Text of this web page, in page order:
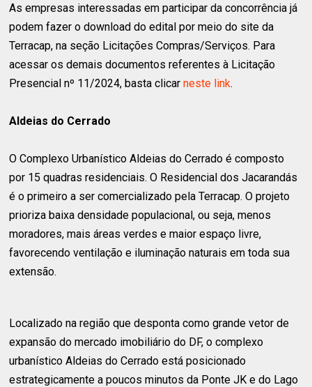
As empresas interessadas em participar da concorrência já
podem fazer o download do edital por meio do site da
Terracap, na seção Licitações Compras/Serviços. Para
acessar os demais documentos referentes à Licitação
Presencial nº 11/2024, basta clicarneste link.
Aldeias do Cerrado
O Complexo Urbanístico Aldeias do Cerrado é composto
por 15 quadras residenciais. O Residencial dos Jacarandás
é o primeiro a ser comercializado pela Terracap. O projeto
prioriza baixa densidade populacional, ou seja, menos
moradores, mais áreas verdes e maior espaço livre,
favorecendo ventilação e iluminação naturais em toda sua
extensão.
Localizado na região que desponta como grande vetor de
expansão do mercado imobiliário do DF, o complexo
urbanístico Aldeias do Cerrado está posicionado
estrategicamente a poucos minutos da Ponte JK e do Lago